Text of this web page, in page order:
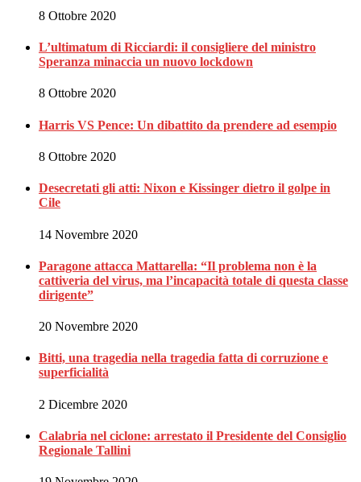
8 Ottobre 2020
L’ultimatum di Ricciardi: il consigliere del ministro
Speranza minaccia un nuovo lockdown
8 Ottobre 2020
Harris VS Pence: Un dibattito da prendere ad esempio
8 Ottobre 2020
Desecretati gli atti: Nixon e Kissinger dietro il golpe in
Cile
14 Novembre 2020
Paragone attacca Mattarella: “Il problema non è la
cattiveria del virus, ma l’incapacità totale di questa classe
dirigente”
20 Novembre 2020
Bitti, una tragedia nella tragedia fatta di corruzione e
superficialità
2 Dicembre 2020
Calabria nel ciclone: arrestato il Presidente del Consiglio
Regionale Tallini